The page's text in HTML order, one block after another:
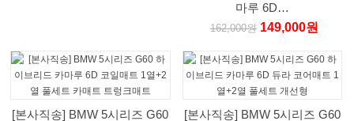
마루 6D…
162,000원149,000원
[본사직송] BMW 5시리즈 G60
[본사직송] BMW 5시리즈 G60